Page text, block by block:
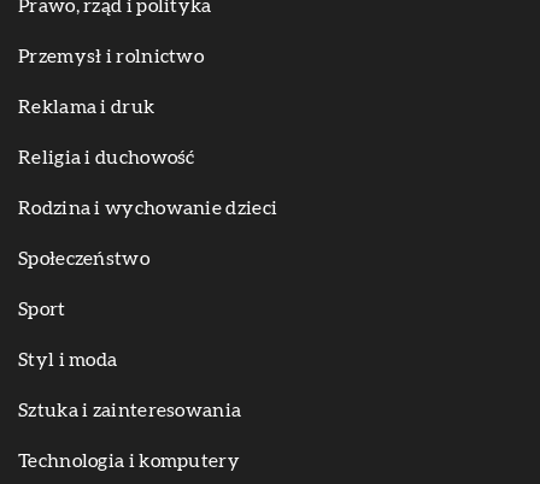
Prawo, rząd i polityka
Przemysł i rolnictwo
Reklama i druk
Religia i duchowość
Rodzina i wychowanie dzieci
Społeczeństwo
Sport
Styl i moda
Sztuka i zainteresowania
Technologia i komputery